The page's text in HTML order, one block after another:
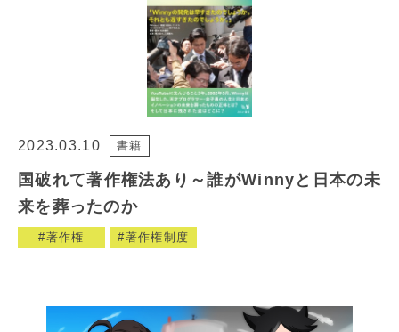
2023.03.10 書籍
国破れて著作権法あり～誰がWinnyと日本の未
来を葬ったのか
著作権 著作権制度